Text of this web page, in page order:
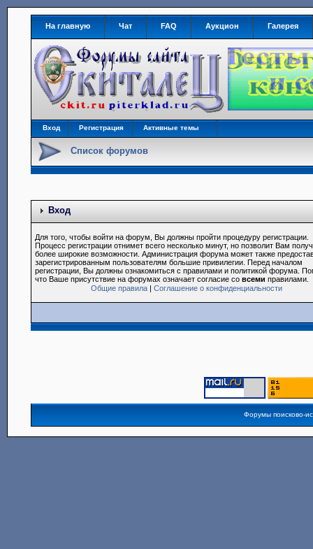
На главную Чат FAQ Аукцион Галерея
Вход Регистрация Активные темы
Список форумов
Вход
Для того, чтобы войти на форум, Вы должны пройти процедуру регистрации.
Процесс регистрации отнимет всего несколько минут, но позволит Вам
более широкие возможности. Администрация форума может также
зарегистрированным пользователям большие привилегии. Перед началом
регистрации, Вы должны ознакомиться с правилами и политикой форума.
что Ваше присутствие на форумах означает согласие совсеми правилами.
Общие правила |Соглашение о конфиденциальности
Форумы поисково-